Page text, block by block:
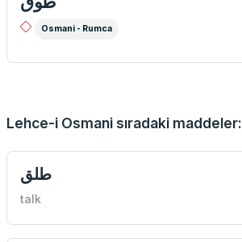
Osmani - Rumca
Lehce-i Osmani sıradaki maddeler:
طلق
talk